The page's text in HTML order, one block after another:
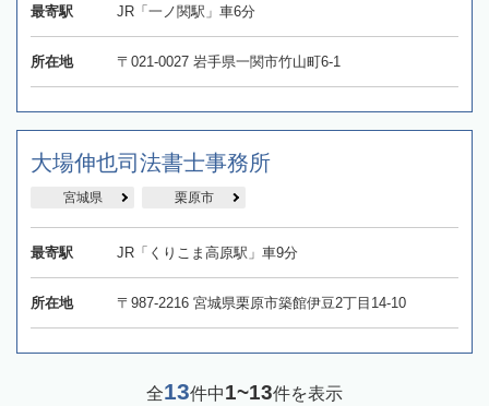
最寄駅 JR「一ノ関駅」車6分
所在地 〒021-0027 岩手県一関市竹山町6-1
大場伸也司法書士事務所
宮城県 栗原市
最寄駅 JR「くりこま高原駅」車9分
所在地 〒987-2216 ​宮城県栗原市築館伊豆2丁目14-10
全13件中1~13件を表示